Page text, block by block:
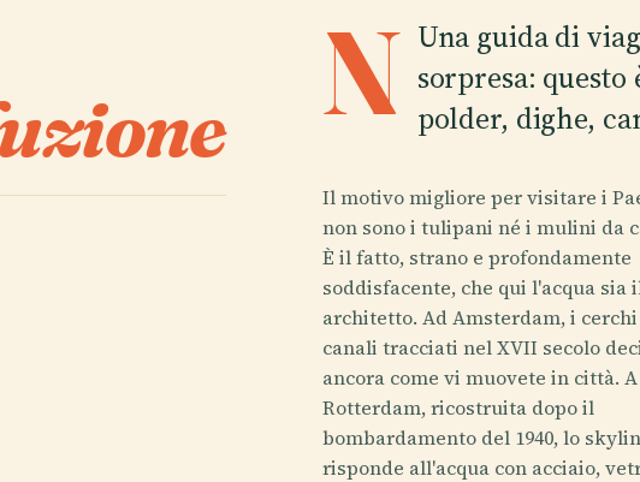
N Una guida di
sorpresa:
polder, dighe,
Il motivo migliore per visitare i
non sono i tulipani né i mulini da
È il fatto, strano e profondamente
soddisfacente, che qui l'acqua sia
architetto. Ad Amsterdam, i
canali tracciati nel XVII secolo
ancora come vi muovete in città. A
Rotterdam, ricostruita dopo il
bombardamento del 1940, lo
risponde all'acqua con acciaio,